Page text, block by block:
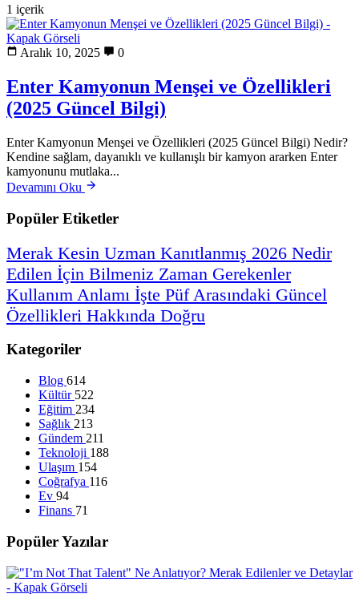
1 içerik
Aralık 10, 2025 0
Enter Kamyonun Menşei ve Özellikleri
(2025 Güncel Bilgi)
Enter Kamyonun Menşei ve Özellikleri (2025 Güncel Bilgi) Nedir?
Kendine sağlam, dayanıklı ve kullanışlı bir kamyon ararken Enter
kamyonunu mutlaka...
Devamını Oku
Popüler Etiketler
Merak Kesin Uzman Kanıtlanmış 2026 Nedir
Edilen İçin Bilmeniz Zaman Gerekenler
Kullanım Anlamı İşte Püf Arasındaki Güncel
Özellikleri Hakkında Doğru
Kategoriler
Blog 614
Kültür 522
Eğitim 234
Sağlık 213
Gündem 211
Teknoloji 188
Ulaşım 154
Coğrafya 116
Ev 94
Finans 71
Popüler Yazılar